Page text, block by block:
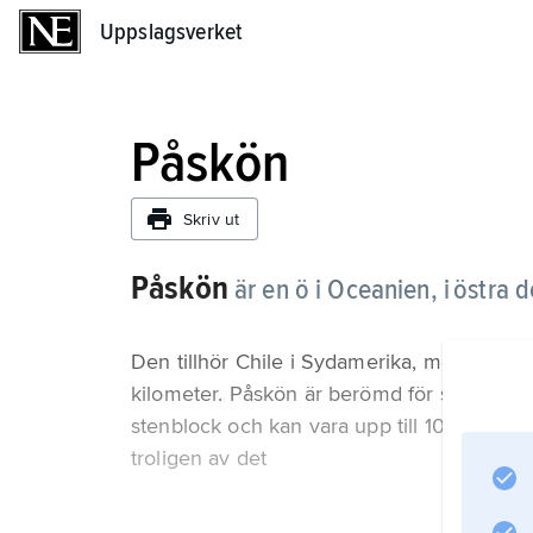
Uppslagsverket
Påskön
Skriv ut
Påskön är en ö i Oceanien, i östra
Den tillhör Chile i Sydamerika, men
kilometer. Påskön är berömd för sina
stenblock och kan vara upp till 10 meter
troligen av det